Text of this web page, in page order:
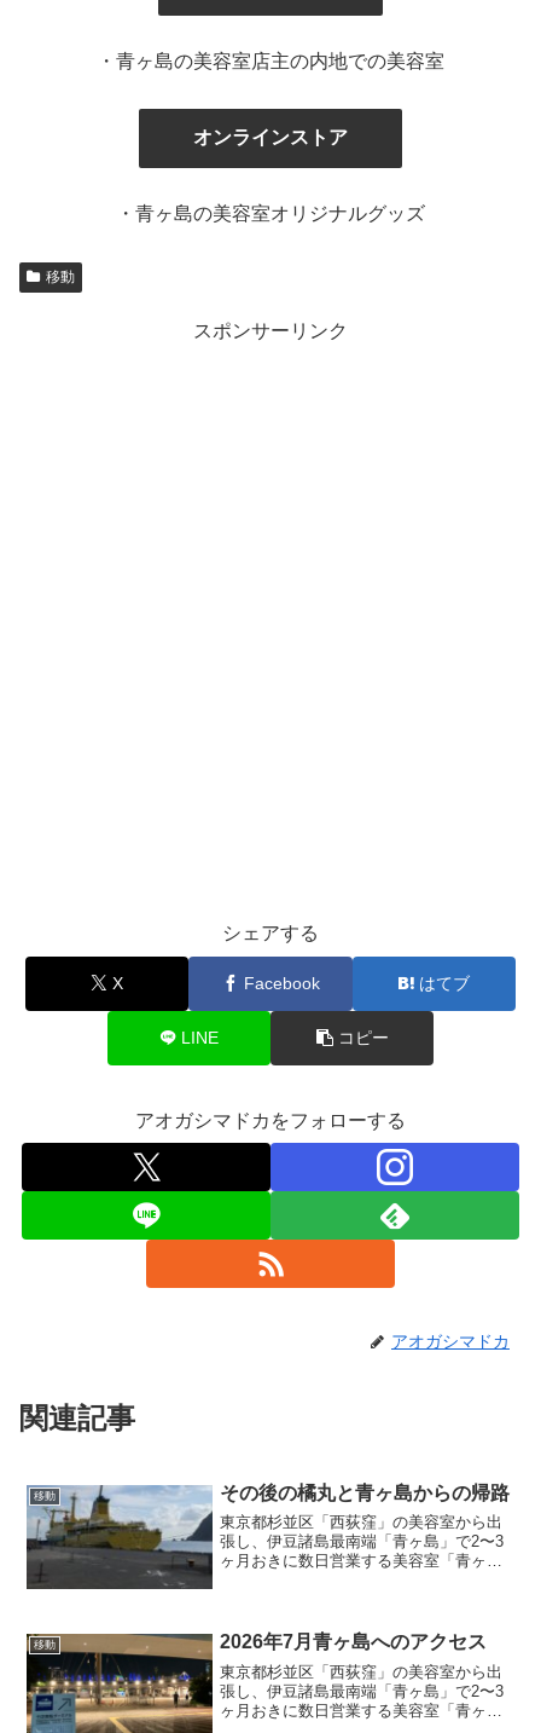
・青ヶ島の美容室店主の内地での美容室
オンラインストア
・青ヶ島の美容室オリジナルグッズ
移動
スポンサーリンク
シェアする
X Facebook はてブ
LINE コピー
アオガシマドカをフォローする
アオガシマドカ
関連記事
移動 その後の橘丸と青ヶ島からの帰路
東京都杉並区「西荻窪」の美容室から出
張し、伊豆諸島最南端「青ヶ島」で2〜3
ヶ月おきに数日営業する美容室「青ヶ島
移動 2026年7月青ヶ島へのアクセス
東京都杉並区「西荻窪」の美容室から出
張し、伊豆諸島最南端「青ヶ島」で2〜3
ヶ月おきに数日営業する美容室「青ヶ島